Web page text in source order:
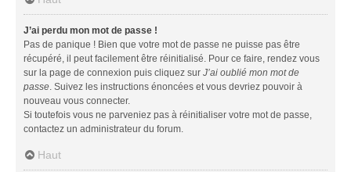
J’ai perdu mon mot de passe !
Pas de panique ! Bien que votre mot de passe ne puisse pas être
récupéré, il peut facilement être réinitialisé. Pour ce faire, rendez vous
sur la page de connexion puis cliquez sur J’ai oublié mon mot de
passe. Suivez les instructions énoncées et vous devriez pouvoir à
nouveau vous connecter.
Si toutefois vous ne parveniez pas à réinitialiser votre mot de passe,
contactez un administrateur du forum.
Haut